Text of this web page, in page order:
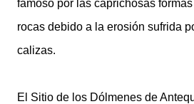
famoso por las caprichosas
rocas debido a la erosión sufrida
calizas.
El Sitio de los Dólmenes de